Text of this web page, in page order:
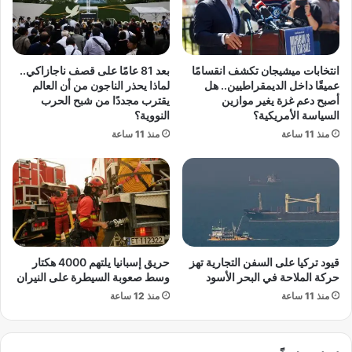
ا
ن
ي
ك
ي
ي
و
ل
ا
.
.
ك
ي
غ
"
ا
ل
أ
و
د
س
انتخابات ميشيجان تكشف انقسامًا
عميقًا داخل الديمقراطيين.. هل
أصبح دعم غزة يغير موازين
السياسة الأمريكية؟
منذ 11 ساعة
بعد 81 عامًا على قصف ناجازاكي..
لماذا يحذر الناجون من أن العالم
يقترب مجددًا من شبح الحرب
النووية؟
منذ 11 ساعة
قيود تركيا على السفن التجارية تهز
حركة الملاحة في البحر الأسود
منذ 11 ساعة
حريق إسبانيا يلتهم 4000 هكتار
وسط صعوبة السيطرة على النيران
منذ 12 ساعة